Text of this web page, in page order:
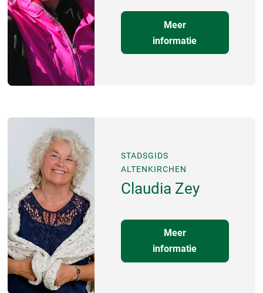
Meer
informatie
STADSGIDS
ALTENKIRCHEN
Claudia Zey
Meer
informatie